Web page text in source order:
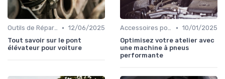
Outils de Réparation Auto • 12/06/2025
Tout savoir sur le pont
élévateur pour voiture
Accessoires pour l'Atelier • 10/01/2025
Optimisez votre atelier avec
une machine à pneus
performante